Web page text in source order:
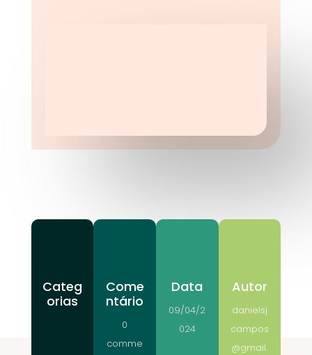
Categ
orias
Come
ntário
0
comme
Data
09/04/2
024
Autor
danielsj
campos
@gmail.